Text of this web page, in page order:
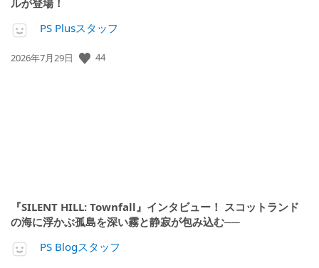
ルが登場！
PS Plusスタッフ
公
2026年7月29日 44
『SILENT HILL: Townfall』インタビュー！ スコットランド
の海に浮かぶ孤島を深い霧と静寂が包み込む──
PS Blogスタッフ